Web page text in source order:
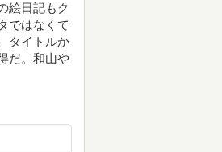
絵日記もク
ではなくて
タイトルか
だ。和山や